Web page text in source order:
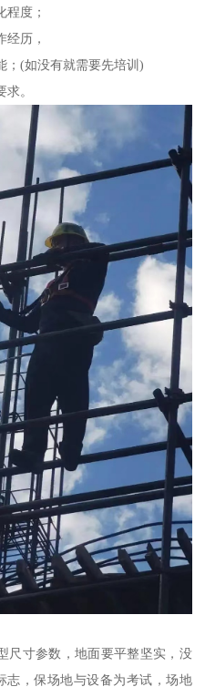
度；
历，
；(如没有就需要先培训)
。
尺寸参数，地面要平整坚实，没
志，保场地与设备为考试，场地